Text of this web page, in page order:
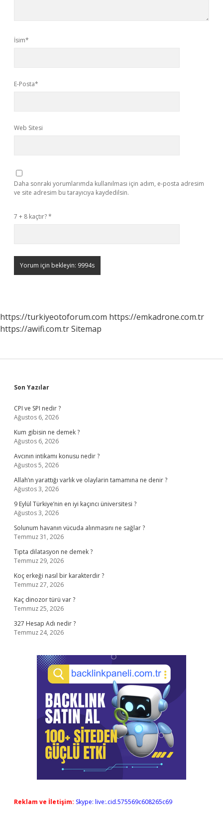
İsim*
E-Posta*
Web Sitesi
Daha sonraki yorumlarımda kullanılması için adım, e-posta adresim
ve site adresim bu tarayıcıya kaydedilsin.
7 + 8 kaçtır?*
https://turkiyeotoforum.com https://emkadrone.com.tr
https://awifi.com.trSitemap
Sidebar
Son Yazılar
CPI ve SPI nedir ?
Ağustos 6, 2026
Kum gibisin ne demek ?
Ağustos 6, 2026
Avcının intikamı konusu nedir ?
Ağustos 5, 2026
Allah’ın yarattığı varlık ve olaylarin tamamına ne denir ?
Ağustos 3, 2026
9 Eylül Türkiye’nin en iyi kaçıncı üniversitesi ?
Ağustos 3, 2026
Solunum havanın vücuda alınmasını ne sağlar ?
Temmuz 31, 2026
Tıpta dilatasyon ne demek ?
Temmuz 29, 2026
Koç erkeği nasıl bir karakterdir ?
Temmuz 27, 2026
Kaç dinozor türü var ?
Temmuz 25, 2026
327 Hesap Adı nedir ?
Temmuz 24, 2026
Reklam ve İletişim: Skype: live:.cid.575569c608265c69